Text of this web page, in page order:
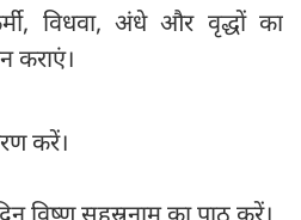
विधवा, अंधे और वृद्धों का
कराएं।
करें।
विष्णु सहस्रनाम का पाठ करें।